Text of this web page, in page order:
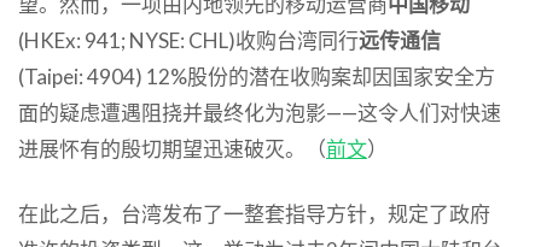
(HKEx: 941; NYSE: CHL)收购台湾同行远传通信
(Taipei: 4904) 12%股份的潜在收购案却因国家安全方
面的疑虑遭遇阻挠并最终化为泡影——这令人们对快速
进展怀有的殷切期望迅速破灭。（前文）
在此之后，台湾发布了一整套指导方针，规定了政府